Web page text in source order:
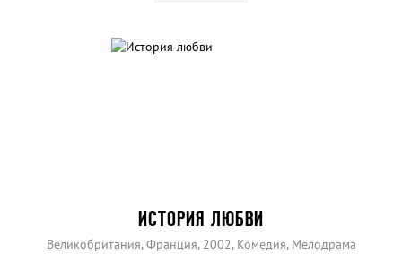
ИСТОРИЯ ЛЮБВИ
Великобритания, Франция, 2002, Комедия, Мелодрама